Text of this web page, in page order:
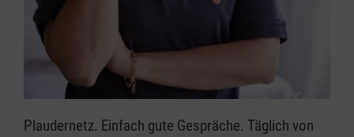
Plaudernetz. Einfach gute Gespräche. Täglich von